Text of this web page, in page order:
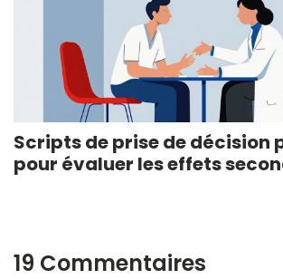
Scripts de prise de décision
pour évaluer les effets
19 Commentaires